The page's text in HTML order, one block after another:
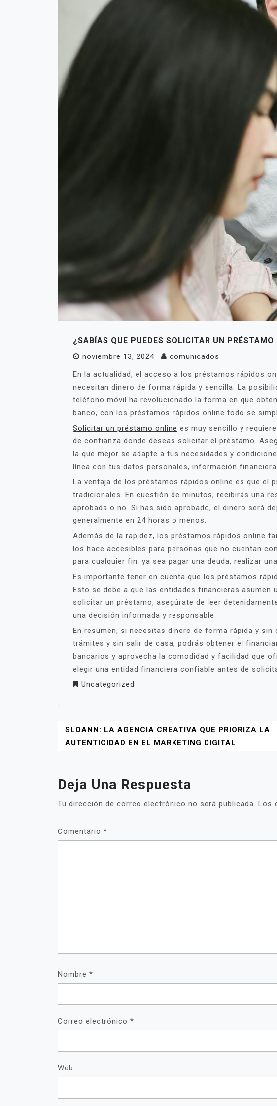
¿SABÍAS QUE PUEDES SOLICITAR UN
noviembre 13, 2024
comunicados
En la actualidad, el acceso a los préstamos rápidos
necesitan dinero de forma rápida y sencilla. La
teléfono móvil ha revolucionado la forma en que
banco, con los préstamos rápidos online todo se
Solicitar un préstamo online es muy sencillo y
de confianza donde deseas solicitar el préstamo.
la que mejor se adapte a tus necesidades y
línea con tus datos personales, información
La ventaja de los préstamos rápidos online es que el
tradicionales. En cuestión de minutos, recibirás una
aprobada o no. Si has sido aprobado, el dinero será
generalmente en 24 horas o menos.
Además de la rapidez, los préstamos rápidos online
los hace accesibles para personas que no cuentan
para cualquier fin, ya sea pagar una deuda, realizar
Es importante tener en cuenta que los préstamos
Esto se debe a que las entidades financieras
solicitar un préstamo, asegúrate de leer
una decisión informada y responsable.
En resumen, si necesitas dinero de forma rápida y
trámites y sin salir de casa, podrás obtener el
bancarios y aprovecha la comodidad y facilidad que
elegir una entidad financiera confiable antes de
Uncategorized
NAVEGACIÓN
DE
SLOANN: LA AGENCIA CREATIVA QUE PRIORIZA LA
AUTENTICIDAD EN EL MARKETING DIGITAL
Deja Una Respuesta
Tu dirección de correo electrónico no será publicada. Los
Comentario *
Nombre *
Correo electrónico *
Web